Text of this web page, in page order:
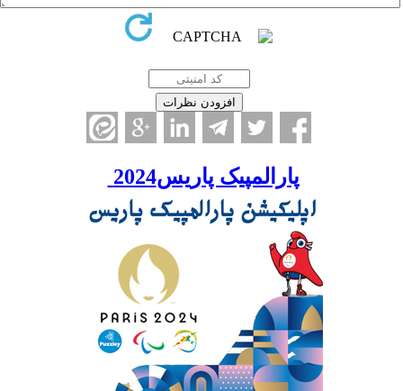
پارالمپیک پاریس2024